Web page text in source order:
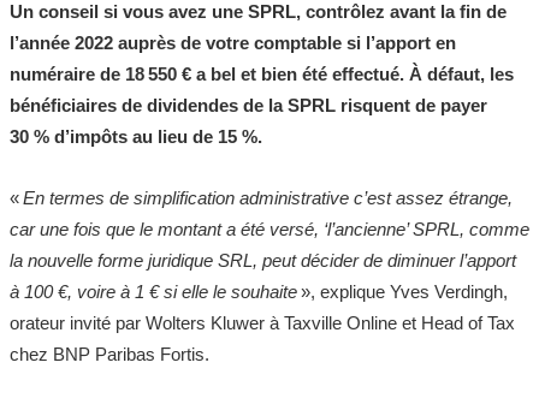
Un conseil si vous avez une SPRL, contrôlez avant la fin de
l’année 2022 auprès de votre comptable si l’apport en
numéraire de 18 550 € a bel et bien été effectué. À défaut, les
bénéficiaires de dividendes de la SPRL risquent de payer
30 % d’impôts au lieu de 15 %.
«En termes de simplification administrative c’est assez étrange,
car une fois que le montant a été versé, ‘l’ancienne’ SPRL, comme
la nouvelle forme juridique SRL, peut décider de diminuer l’apport
à 100 €, voire à 1 € si elle le souhaite», explique Yves Verdingh,
orateur invité par Wolters Kluwer à Taxville Online et Head of Tax
chez BNP Paribas Fortis.